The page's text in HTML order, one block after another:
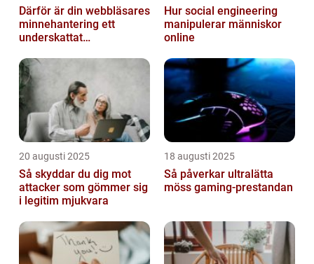
Därför är din webbläsares
minnehantering ett
underskattat
Hur social engineering
manipulerar människor
online
20 augusti 2025
Så skyddar du dig mot
attacker som gömmer sig
i legitim mjukvara
18 augusti 2025
Så påverkar ultralätta
möss gaming-prestandan